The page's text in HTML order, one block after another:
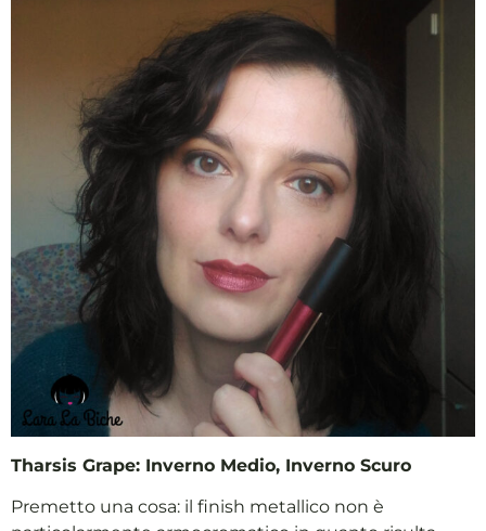
Tharsis Grape: Inverno Medio, Inverno Scuro
Premetto una cosa: il finish metallico non è